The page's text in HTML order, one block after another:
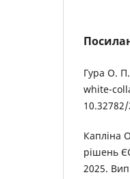
Гура О.
white-
Капліна
рішень
2025.